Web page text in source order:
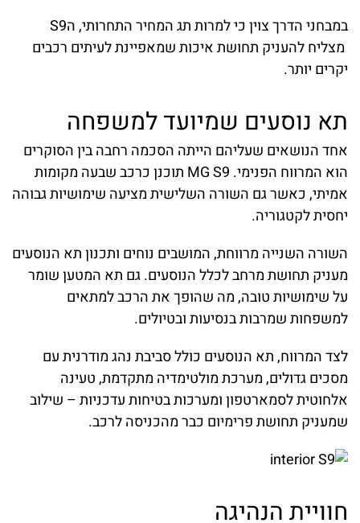
במבחני הדרך צוין כי למרות תג המחיר התחרותי, הS9
מצליח להעניק תחושת איכות שמאפיינת לעיתים רכבים
יקרים יותר.
תא נוסעים שמיועד למשפחה
אחד הנושאים שעליהם הייתה הסכמה רחבה בין הסוקרים
הוא המרווח הפנימי. MG S9 תוכנן כרכב שבעה מקומות
אמיתי, כאשר גם השורה השלישית מציעה שימושיות גבוהה
יחסית לקטגוריה.
השורה השנייה מרווחת, המושבים נוחים ותכנון תא הנוסעים
מעניק תחושת מרחב לכלל הנוסעים. גם תא המטען שומר
על שימושיות טובה, מה שהופך את הרכב למתאים
למשפחות שמרבות בנסיעות ובטיולים.
לצד המרווח, תא הנוסעים כולל סביבת נהג מודרנית עם
מסכים גדולים, מערכת מולטימדיה מתקדמת, טעינה
אלחוטית לסמארטפון ומערכות בטיחות עדכניות – שילוב
שמעניק תחושת פרימיום כבר מהכניסה לרכב.
חוויית הנהיגה